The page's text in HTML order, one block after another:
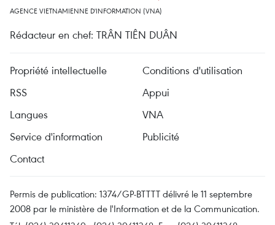
AGENCE VIETNAMIENNE D'INFORMATION (VNA)
Rédacteur en chef: TRÂN TIÊN DUÂN
Propriété intellectuelle
Conditions d'utilisation
RSS
Appui
Langues
VNA
Service d'information
Publicité
Contact
Permis de publication: 1374/GP-BTTTT délivré le 11 septembre
2008 par le ministère de l'Information et de la Communication.